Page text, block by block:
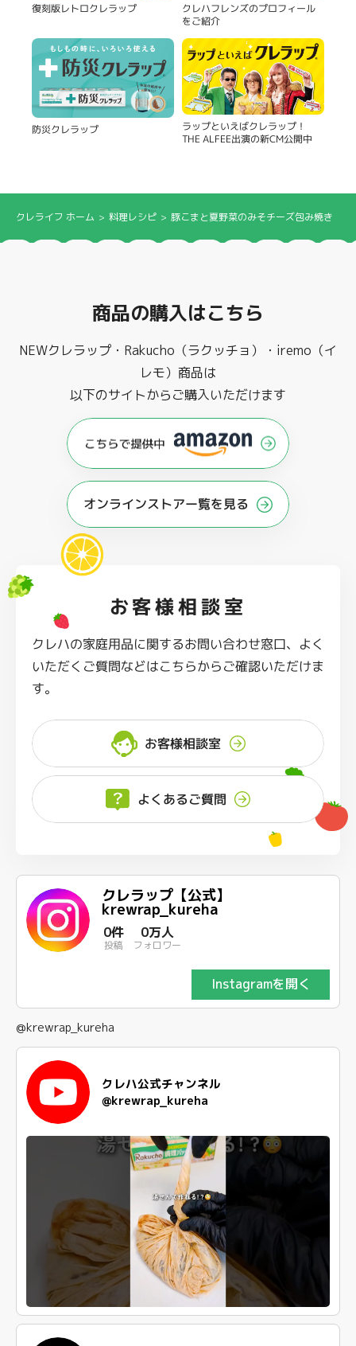
復刻版レトロクレラップ クレハフレンズのプロフィール
をご紹介
防災クレラップ ラップといえばクレラップ！
THE ALFEE出演の新CM公開中
クレライフ ホーム 料理レシピ 豚こまと夏野菜のみそチーズ包み焼き
商品の購入はこちら
NEWクレラップ・Rakucho（ラクッチョ）・iremo（イ
レモ）商品は
以下のサイトからご購入いただけます
オンラインストアー覧を見る
お客様相談室
クレハの家庭用品に関するお問い合わせ窓口、よく
いただくご質問などはこちらからご確認いただけま
す。
お客様相談室
よくあるご質問
クレラップ【公式】
krewrap_kureha
0件
投稿
0万人
フォロワー
Instagramを開く
@krewrap_kureha
クレハ公式チャンネル
@krewrap_kureha